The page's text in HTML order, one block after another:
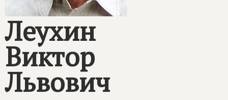
Леухин
Виктор
Львович